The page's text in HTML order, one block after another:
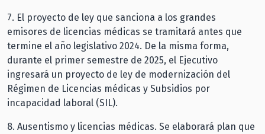
7.⁠ ⁠El proyecto de ley que sanciona a los grandes
emisores de licencias médicas se tramitará antes que
termine el año legislativo 2024. De la misma forma,
durante el primer semestre de 2025, el Ejecutivo
ingresará un proyecto de ley de modernización del
Régimen de Licencias médicas y Subsidios por
incapacidad laboral (SIL).
8.⁠ ⁠Ausentismo y licencias médicas. Se elaborará plan que